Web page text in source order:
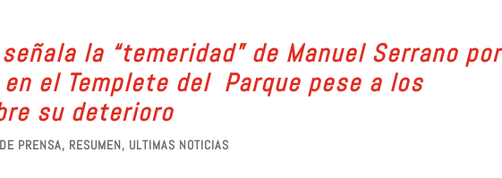
la “temeridad” de Manuel Serrano por
el Templete del Parque pese a los
su deterioro
PRENSA, RESUMEN, ULTIMAS NOTICIAS